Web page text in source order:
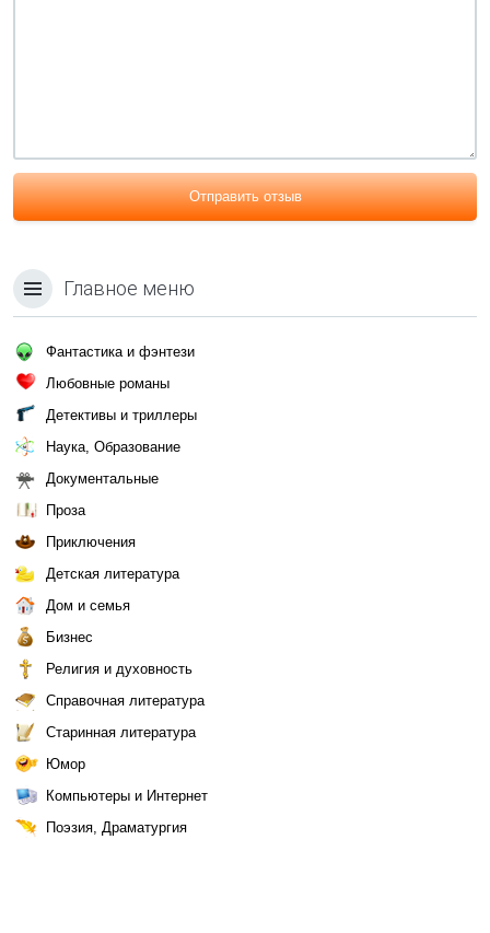
Отправить отзыв
Главное меню
Фантастика и фэнтези
Любовные романы
Детективы и триллеры
Наука, Образование
Документальные
Проза
Приключения
Детская литература
Дом и семья
Бизнес
Религия и духовность
Справочная литература
Старинная литература
Юмор
Компьютеры и Интернет
Поэзия, Драматургия